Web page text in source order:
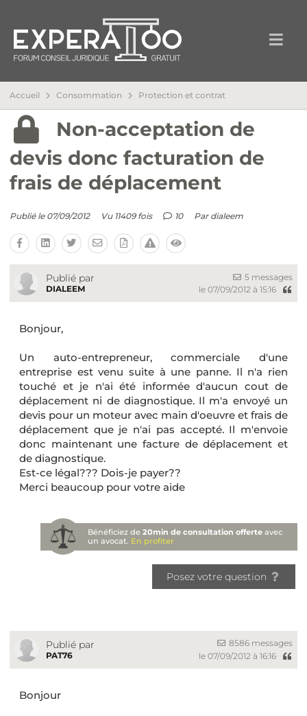
Accueil Consommation Protection et contrat
Non-acceptation de
devis donc facturation de
frais de déplacement
Publié le 07/09/2012 Vu 11409 fois 10 Par dialeem
Publié par
DIALEEM
5 messages
le 07/09/2012 à 15:16
Bonjour,
Un auto-entrepreneur, commerciale d'une
entreprise est venu suite à une panne. Il n'a rien
touché et je n'ai été informée d'aucun cout de
déplacement ni de diagnostique. Il m'a envoyé un
devis pour un moteur avec main d'oeuvre et frais de
déplacement que je n'ai pas accepté. Il m'envoie
donc maintenant une facture de déplacement et
de diagnostique.
Est-ce légal??? Dois-je payer??
Merci beaucoup pour votre aide
Bénéficiez de20min de consultation offerte avec
un avocat. En profiter
Posez votre question
Publié par
PAT76
8586 messages
le 07/09/2012 à 16:16
Bonjour